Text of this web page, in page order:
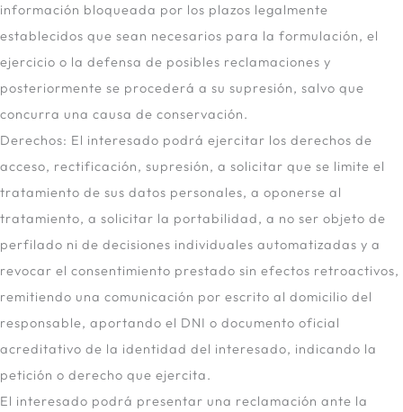
información bloqueada por los plazos legalmente
establecidos que sean necesarios para la formulación, el
ejercicio o la defensa de posibles reclamaciones y
posteriormente se procederá a su supresión, salvo que
concurra una causa de conservación.
Derechos: El interesado podrá ejercitar los derechos de
acceso, rectificación, supresión, a solicitar que se limite el
tratamiento de sus datos personales, a oponerse al
tratamiento, a solicitar la portabilidad, a no ser objeto de
perfilado ni de decisiones individuales automatizadas y a
revocar el consentimiento prestado sin efectos retroactivos,
remitiendo una comunicación por escrito al domicilio del
responsable, aportando el DNI o documento oficial
acreditativo de la identidad del interesado, indicando la
petición o derecho que ejercita.
El interesado podrá presentar una reclamación ante la